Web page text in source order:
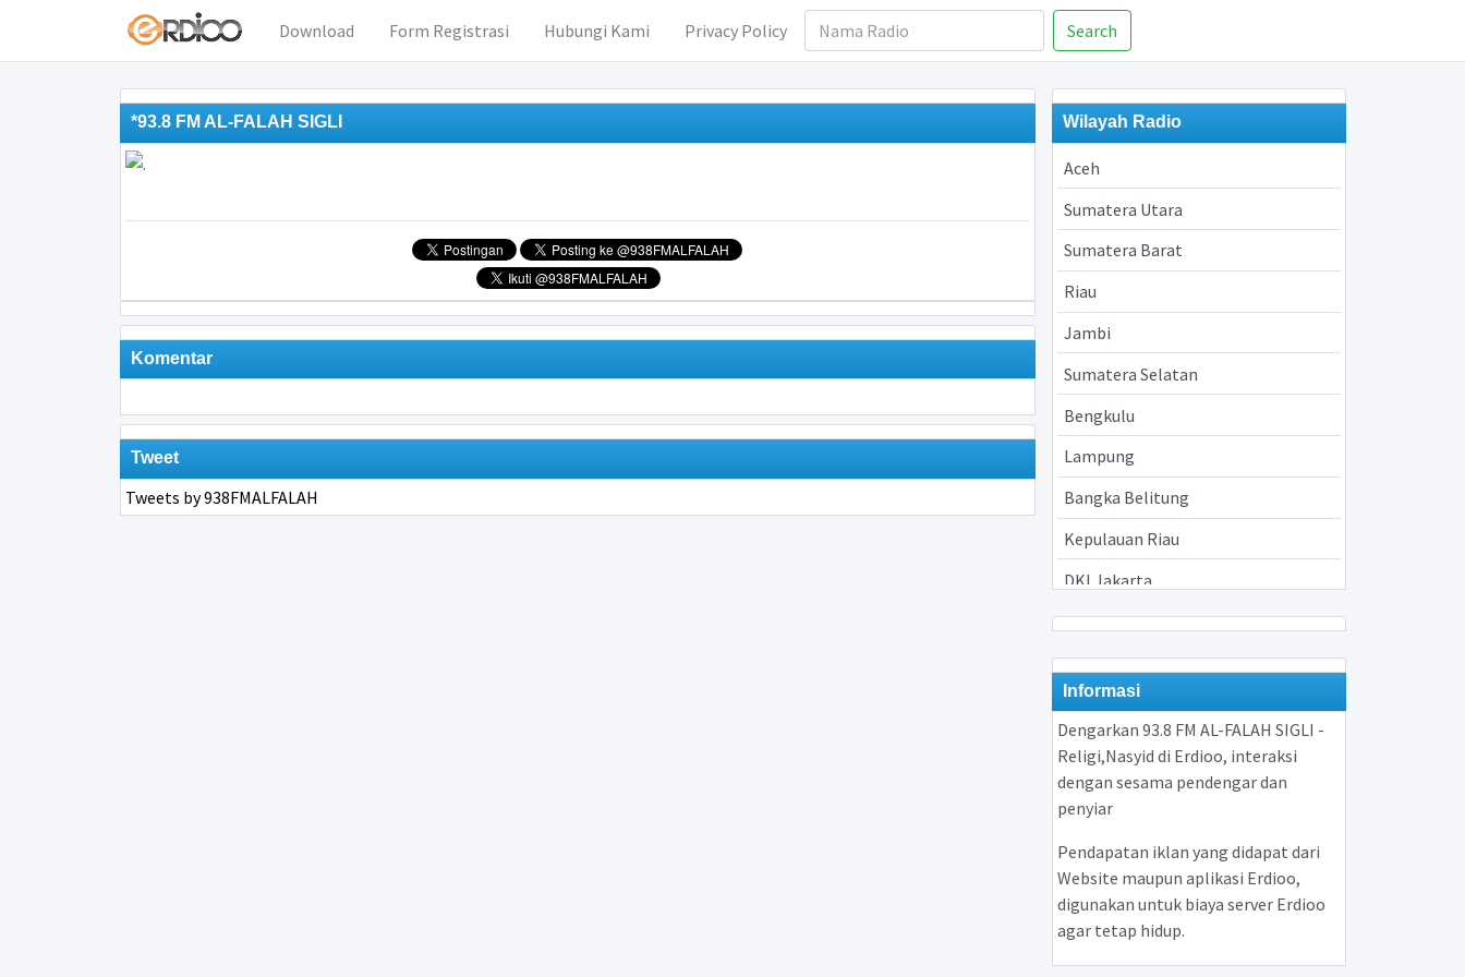
Download Form Registrasi Hubungi Kami Privacy Policy Search
*93.8 FM AL-FALAH SIGLI
Komentar
Tweet
Tweets by 938FMALFALAH
Wilayah Radio
Aceh
Sumatera Utara
Sumatera Barat
Riau
Jambi
Sumatera Selatan
Bengkulu
Lampung
Bangka Belitung
Kepulauan Riau
DKI Jakarta
Jawa Barat
Jawa Tengah
Yogyakarta
Jawa Timur
Banten
Nusa Tenggara Barat
Nusa Tenggara Timur
Informasi
Dengarkan 93.8 FM AL-FALAH SIGLI -
Religi,Nasyid di Erdioo, interaksi
dengan sesama pendengar dan
penyiar
Pendapatan iklan yang didapat dari
Website maupun aplikasi Erdioo,
digunakan untuk biaya server Erdioo
agar tetap hidup.